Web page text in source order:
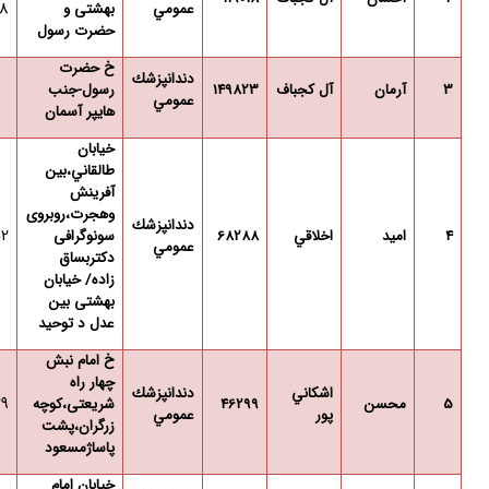
عمومي
بهشتی و
حضرت رسول
3 آرمان آل کجباف 149823
دندانپزشك
عمومي
خ حضرت
رسول-جنب
هایپر آسمان
4 اميد اخلاقي 68288
دندانپزشك
عمومي
خيابان
طالقاني،بین
آفرینش
وهجرت،روبروی
سونوگرافی
دکتربساق
زاده/ خیابان
بهشتی بین
عدل د توحید
5 محسن
اشكاني
پور
46299
دندانپزشك
عمومي
خ امام نبش
چهار راه
شریعتی،کوچه
زرگران،پشت
پاساژمسعود